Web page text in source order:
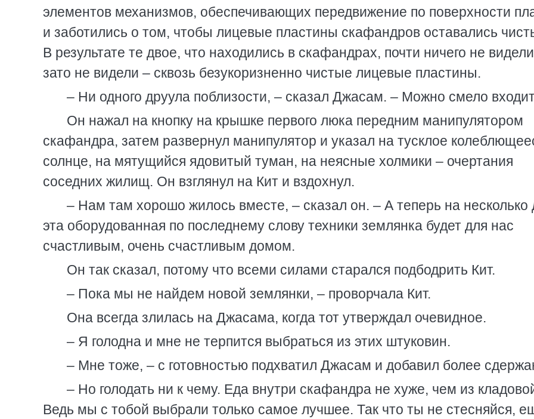
элементов механизмов, обеспечивающих передвижение по поверхности
и заботились о том, чтобы лицевые пластины скафандров оставались
В результате те двое, что находились в скафандрах, почти ничего не
зато не видели – сквозь безукоризненно чистые лицевые пластины.
– Ни одного друула поблизости, – сказал Джасам. – Можно смело
Он нажал на кнопку на крышке первого люка передним манипулятором
скафандра, затем развернул манипулятор и указал на тусклое
солнце, на мятущийся ядовитый туман, на неясные холмики – очертания
соседних жилищ. Он взглянул на Кит и вздохнул.
– Нам там хорошо жилось вместе, – сказал он. – А теперь на несколько
эта оборудованная по последнему слову техники землянка будет для нас
счастливым, очень счастливым домом.
Он так сказал, потому что всеми силами старался подбодрить Кит.
– Пока мы не найдем новой землянки, – проворчала Кит.
Она всегда злилась на Джасама, когда тот утверждал очевидное.
– Я голодна и мне не терпится выбраться из этих штуковин.
– Мне тоже, – с готовностью подхватил Джасам и добавил более
– Но голодать ни к чему. Еда внутри скафандра не хуже, чем из
Ведь мы с тобой выбрали только самое лучшее. Так что ты не стесняйся,